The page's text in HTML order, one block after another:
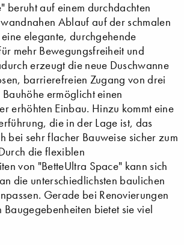
beruht auf einem durchdachten
Ablauf auf der schmalen
elegante, durchgehende
mehr Bewegungsfreiheit und
erzeugt die neue Duschwanne
barrierefreien Zugang von drei
ermöglicht einen
erhöhten Einbau. Hinzu kommt eine
die in der Lage ist, das
bei sehr flacher Bauweise sicher zum
die flexiblen
von "BetteUltra Space" kann sich
die unterschiedlichsten baulichen
Gerade bei Renovierungen
Baugegebenheiten bietet sie viel